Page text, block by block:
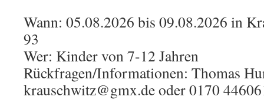
Wann: 05.08.2026 bis 09.08.2026 in
93
Wer: Kinder von 7-12 Jahren
Rückfragen/Informationen: Thomas
krauschwitz@gmx.de oder 0170